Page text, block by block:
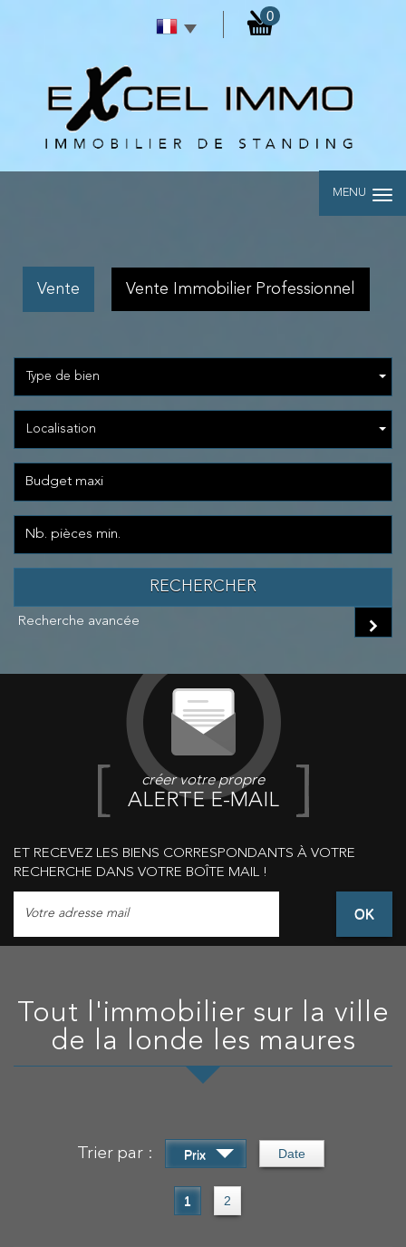
0
MENU
Vente Vente Immobilier Professionnel
Type de bien
Localisation
RECHERCHER
Recherche avancée
créer votre propre
ALERTE E-MAIL
ET RECEVEZ LES BIENS CORRESPONDANTS À VOTRE
RECHERCHE DANS VOTRE BOÎTE MAIL !
OK
Tout l'immobilier sur la ville
de la londe les maures
Trier par : Prix Date
1 2